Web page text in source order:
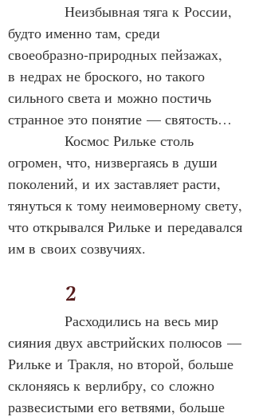
Неизбывная тяга к России,
будто именно там, среди
своеобразно‑природных пейзажах,
в недрах не броского, но такого
сильного света и можно постичь
странное это понятие — святость…
Космос Рильке столь
огромен, что, низвергаясь в души
поколений, и их заставляет расти,
тянуться к тому неимоверному свету,
что открывался Рильке и передавался
им в своих созвучиях.
2
Расходились на весь мир
сияния двух австрийских полюсов —
Рильке и Тракля, но второй, больше
склоняясь к верлибру, со сложно
развесистыми его ветвями, больше